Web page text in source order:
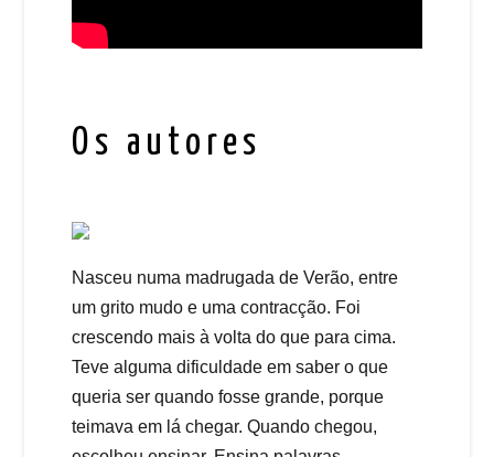
Os autores
Nasceu numa madrugada de Verão, entre
um grito mudo e uma contracção. Foi
crescendo mais à volta do que para cima.
Teve alguma dificuldade em saber o que
queria ser quando fosse grande, porque
teimava em lá chegar. Quando chegou,